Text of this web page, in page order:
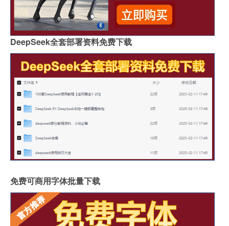
DeepSeek全套部署资料免费下载
免费可商用字体批量下载